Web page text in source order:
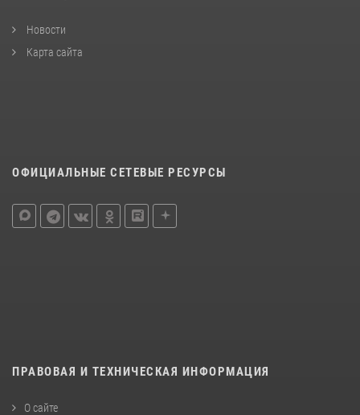
Новости
Карта сайта
ОФИЦИАЛЬНЫЕ СЕТЕВЫЕ РЕСУРСЫ
ПРАВОВАЯ И ТЕХНИЧЕСКАЯ ИНФОРМАЦИЯ
О сайте